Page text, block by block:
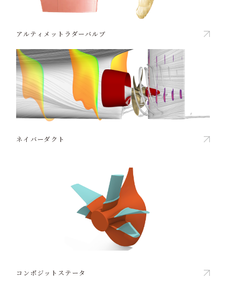
アルティメットラダーバルブ
ネイバーダクト
コンポジットステータ